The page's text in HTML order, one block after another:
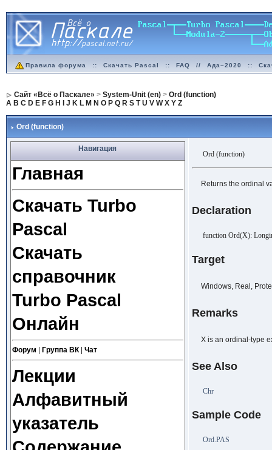
Правила форума :: Скачать Pascal :: FAQ // Ада–2020 ::
Сайт «Всё о Паскале» > System-Unit (en)> Ord (function)
A B C D E F G H J K L M N O P Q R S T U V W X Y Z
Ord (function)
Навигация
Главная
Скачать Turbo
Pascal
Скачать
справочник
Turbo Pascal
Онлайн
Форум Группа ВК| Чат
Лекции
Алфавитный
указатель
Ord (function)
Returns the ordinal
Declaration
function Ord(X):
Target
Windows, Real,
Remarks
X is an ordinal-type
See Also
Chr
Sample Code
Ord.PAS